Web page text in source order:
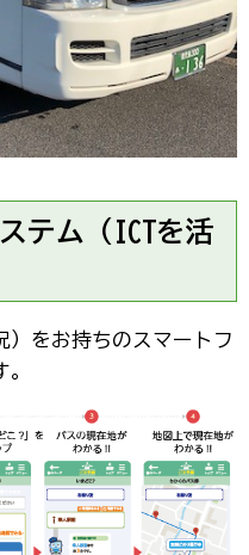
テム（ICTを活
）をお持ちのスマートフ